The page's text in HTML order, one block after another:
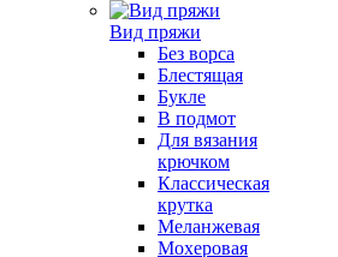
Вид пряжи
Без ворса
Блестящая
Букле
В подмот
Для вязания
крючком
Классическая
крутка
Меланжевая
Мохеровая